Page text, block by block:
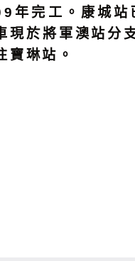
年完工。康城
現於將軍澳站分
寶琳站。